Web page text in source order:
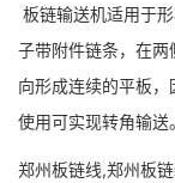
板链输送机适用于
子带附件链条，在
向形成连续的平板
使用可实现转角输送。
郑州板链线,郑州板